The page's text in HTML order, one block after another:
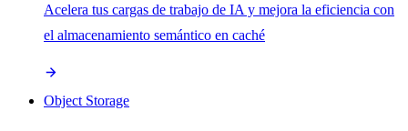
Acelera tus cargas de trabajo de IA y mejora la eficiencia con
el almacenamiento semántico en caché
Object Storage